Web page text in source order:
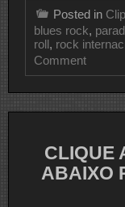
Posted in
blues rock,
roll, rock
Commenton
CLIPE
TINA
CLIQUE
ABAIXO